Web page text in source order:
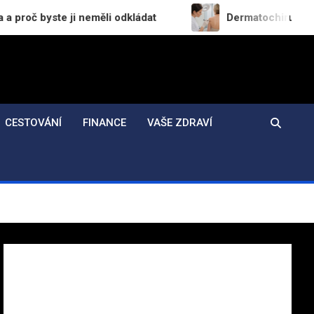
ji neměli odkládat Dermatochirurgie v praxi:
CESTOVÁNÍ FINANCE VAŠE ZDRAVÍ